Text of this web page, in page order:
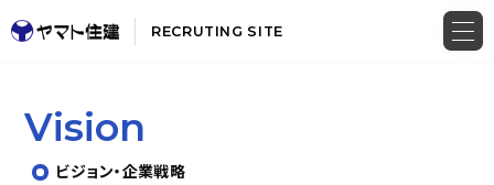
RECRUTING SITE
Vision
ビジョン・企業戦略